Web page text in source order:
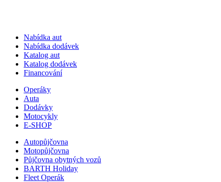
Nabídka aut
Nabídka dodávek
Katalog aut
Katalog dodávek
Financování
Operáky
Auta
Dodávky
Motocykly
E-SHOP
Autopůjčovna
Motopůjčovna
Půjčovna obytných vozů
BARTH Holiday
Fleet Operák